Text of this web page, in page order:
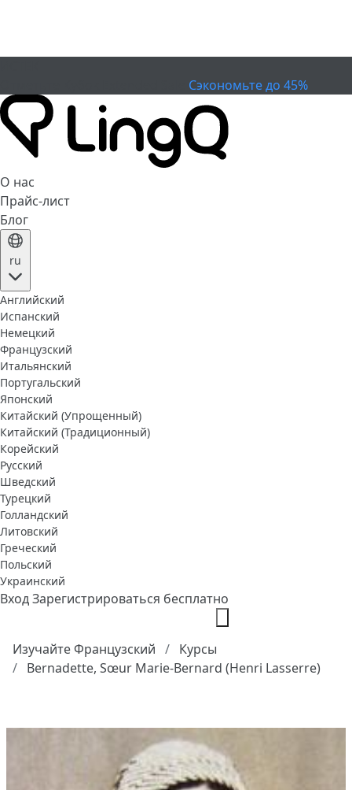
Сэкономьте до 45%
О нас
Прайс-лист
Блог
ru
Английский
Испанский
Немецкий
Французский
Итальянский
Португальский
Японский
Китайский (Упрощенный)
Китайский (Традиционный)
Корейский
Русский
Шведский
Турецкий
Голландский
Литовский
Греческий
Польский
Украинский
ВходЗарегистрироваться бесплатно
Изучайте Французский
Курсы
Bernadette, Sœur Marie-Bernard (Henri Lasserre)